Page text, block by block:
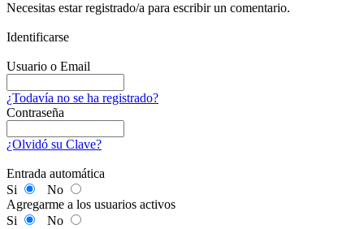
Necesitas estar registrado/a para escribir un comentario.
Identificarse
Usuario o Email
¿Todavía no se ha registrado?
Contraseña
¿Olvidó su Clave?
Entrada automática
Si
No
Agregarme a los usuarios activos
Si
No